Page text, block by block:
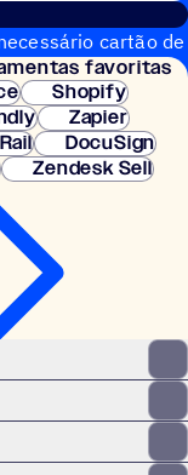
cartão de
favoritas
Shopify
Zapier
DocuSign
Zendesk Sell